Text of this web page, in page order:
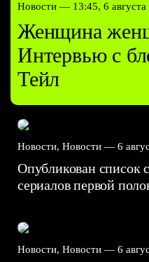
Новости — 13:45, 6
Женщина
Интервью с
Тейл
Новости, Новости — 6
Опубликован список
сериалов первой
Новости, Новости — 6